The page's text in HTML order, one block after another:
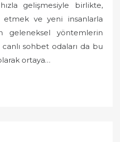
gelişmesiyle birlikte,
etmek ve yeni insanlarla
geleneksel yöntemlerin
sohbet odaları da bu
ortaya…